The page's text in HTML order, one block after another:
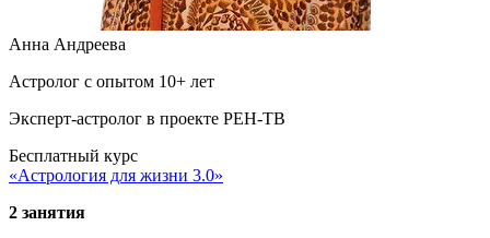
Анна Андреева
Астролог с опытом 10+ лет
Эксперт-астролог в проекте РЕН-ТВ
Бесплатный курс
«Астрология для жизни 3.0»
2 занятия